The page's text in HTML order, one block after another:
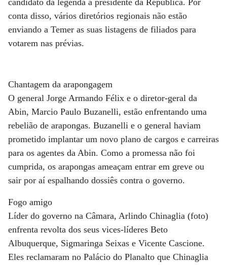
candidato da legenda a presidente da República. Por
conta disso, vários diretórios regionais não estão
enviando a Temer as suas listagens de filiados para
votarem nas prévias.
Chantagem da arapongagem
O general Jorge Armando Félix e o diretor-geral da
Abin, Marcio Paulo Buzanelli, estão enfrentando uma
rebelião de arapongas. Buzanelli e o general haviam
prometido implantar um novo plano de cargos e carreiras
para os agentes da Abin. Como a promessa não foi
cumprida, os arapongas ameaçam entrar em greve ou
sair por aí espalhando dossiês contra o governo.
Fogo amigo
Líder do governo na Câmara, Arlindo Chinaglia (foto)
enfrenta revolta dos seus vices-líderes Beto
Albuquerque, Sigmaringa Seixas e Vicente Cascione.
Eles reclamaram no Palácio do Planalto que Chinaglia